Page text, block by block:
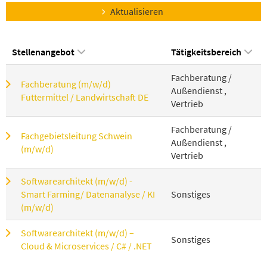
Aktualisieren
Stellenangebot Tätigkeitsbereich
Fachberatung (m/w/d)
Futtermittel / Landwirtschaft DE
Fachberatung /
Außendienst ,
Vertrieb
Fachgebietsleitung Schwein
(m/w/d)
Fachberatung /
Außendienst ,
Vertrieb
Softwarearchitekt (m/w/d) -
Smart Farming/ Datenanalyse / KI
(m/w/d)
Sonstiges
Softwarearchitekt (m/w/d) –
Cloud & Microservices / C# / .NET
Sonstiges